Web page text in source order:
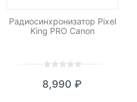
Радиосинхронизатор Pixel
King PRO Canon
out
8,990 ₽